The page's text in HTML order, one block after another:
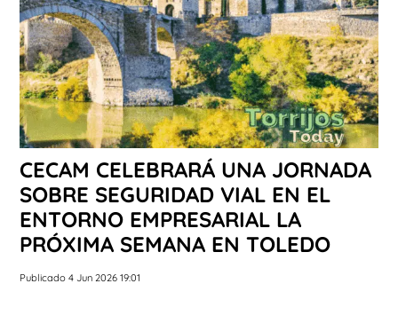
CECAM CELEBRARÁ UNA JORNADA
SOBRE SEGURIDAD VIAL EN EL
ENTORNO EMPRESARIAL LA
PRÓXIMA SEMANA EN TOLEDO
Publicado 4 Jun 2026 19:01